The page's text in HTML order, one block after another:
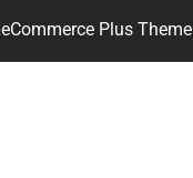
eCommerce Plus Theme